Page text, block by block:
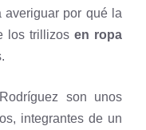
averiguar por qué la
los trillizosen ropa
son unos
integrantes de un